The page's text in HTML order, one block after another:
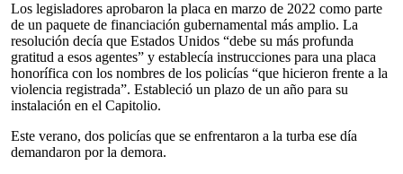
Los legisladores aprobaron la placa en marzo de 2022 como parte
de un paquete de financiación gubernamental más amplio. La
resolución decía que Estados Unidos “debe su más profunda
gratitud a esos agentes” y establecía instrucciones para una placa
honorífica con los nombres de los policías “que hicieron frente a la
violencia registrada”. Estableció un plazo de un año para su
instalación en el Capitolio.
Este verano, dos policías que se enfrentaron a la turba ese día
demandaron por la demora.